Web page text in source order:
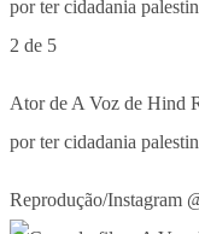
2 de 5
Ator de A Voz de Hind
por ter cidadania
Reprodução/Instagram